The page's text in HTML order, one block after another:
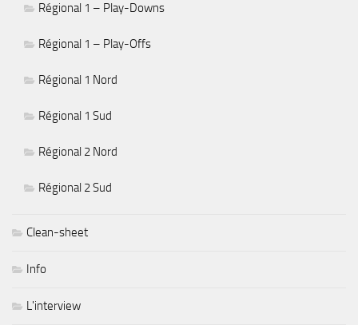
Régional 1 – Play-Downs
Régional 1 – Play-Offs
Régional 1 Nord
Régional 1 Sud
Régional 2 Nord
Régional 2 Sud
Clean-sheet
Info
L'interview